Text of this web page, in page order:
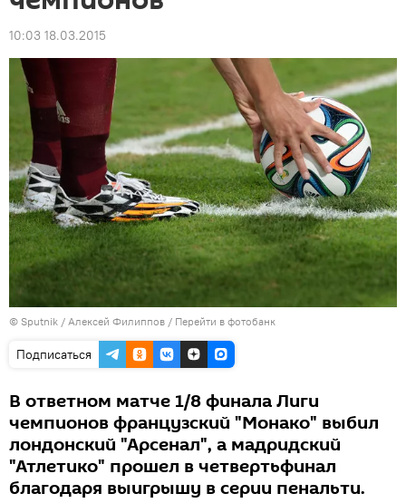
10:03 18.03.2015
© Sputnik / Алексей Филиппов / Перейти в фотобанк
Подписаться
В ответном матче 1/8 финала Лиги
чемпионов французский "Монако" выбил
лондонский "Арсенал", а мадридский
"Атлетико" прошел в четвертьфинал
благодаря выигрышу в серии пенальти.